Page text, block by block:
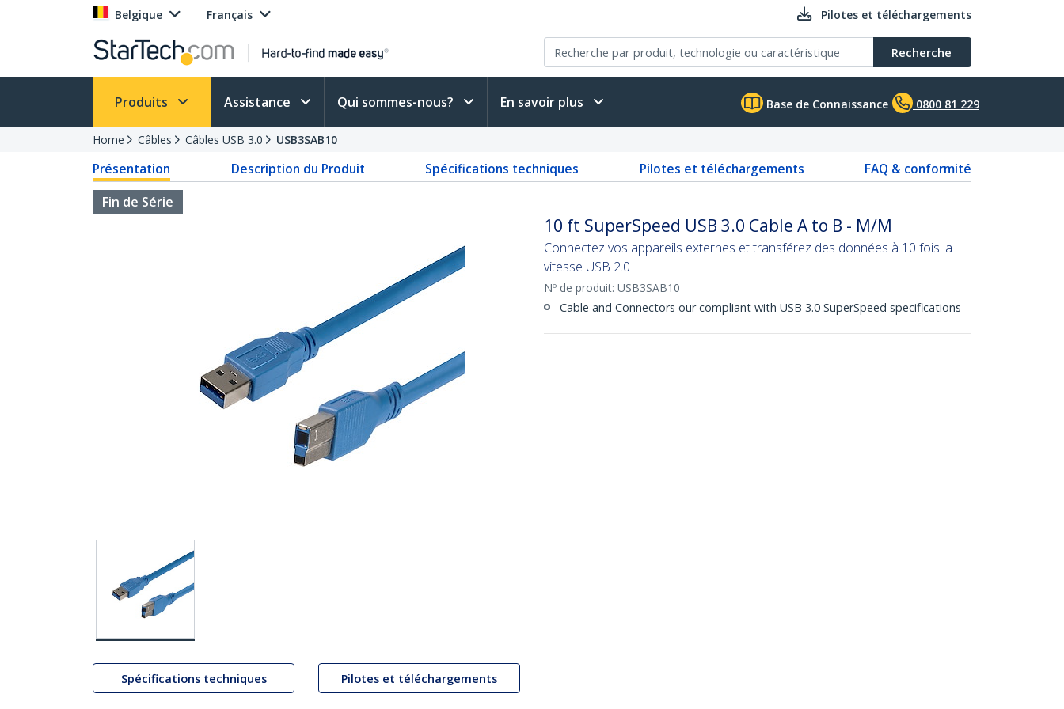
Belgique Français Pilotes et téléchargements
Recherche
Produits Assistance Qui sommes-nous? En savoir plus Base de Connaissance 0800 81 229
Home Câbles Câbles USB 3.0 USB3SAB10
Présentation Description du Produit Spécifications techniques Pilotes et téléchargements
FAQ & conformité
Fin de Série
Spécifications techniques Pilotes et téléchargements
10 ft SuperSpeed USB 3.0 Cable A to B - M/M
Connectez vos appareils externes et transférez des données à 10 fois la
vitesse USB 2.0
Nº de produit: USB3SAB10
Cable and Connectors our compliant with USB 3.0 SuperSpeed specifications